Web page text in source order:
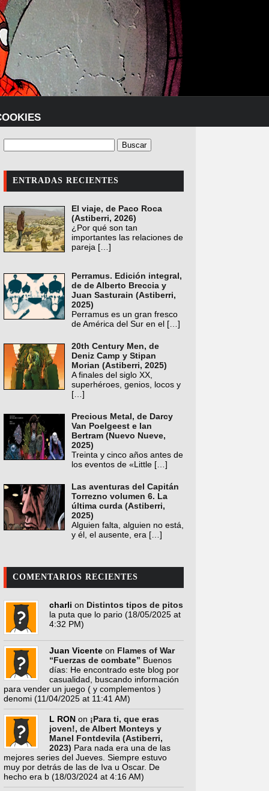
ENTRADAS RECIENTES
El viaje, de Paco Roca
(Astiberri, 2026)
¿Por qué son tan
importantes las relaciones de
pareja […]
Perramus. Edición integral,
de de Alberto Breccia y
Juan Sasturain (Astiberri,
2025)
Perramus es un gran fresco
de América del Sur en el […]
20th Century Men, de
Deniz Camp y Stipan
Morian (Astiberri, 2025)
A finales del siglo XX,
superhéroes, genios, locos y
[…]
Precious Metal, de Darcy
Van Poelgeest e Ian
Bertram (Nuevo Nueve,
2025)
Treinta y cinco años antes de
los eventos de «Little […]
Las aventuras del Capitán
Torrezno volumen 6. La
última curda (Astiberri,
2025)
Alguien falta, alguien no está,
y él, el ausente, era […]
COMENTARIOS RECIENTES
charli on Distintos tipos de pitos
la puta que lo pario (18/05/2025 at
4:32 PM)
Juan Vicente on Flames of War
“Fuerzas de combate” Buenos
días: He encontrado este blog por
casualidad, buscando información
para vender un juego ( y complementos )
denomi (11/04/2025 at 11:41 AM)
L RON on ¡Para ti, que eras
joven!, de Albert Monteys y
Manel Fontdevila (Astiberri,
2023) Para nada era una de las
mejores series del Jueves. Siempre estuvo
muy por detrás de las de Iva u Oscar. De
hecho era b (18/03/2024 at 4:16 AM)